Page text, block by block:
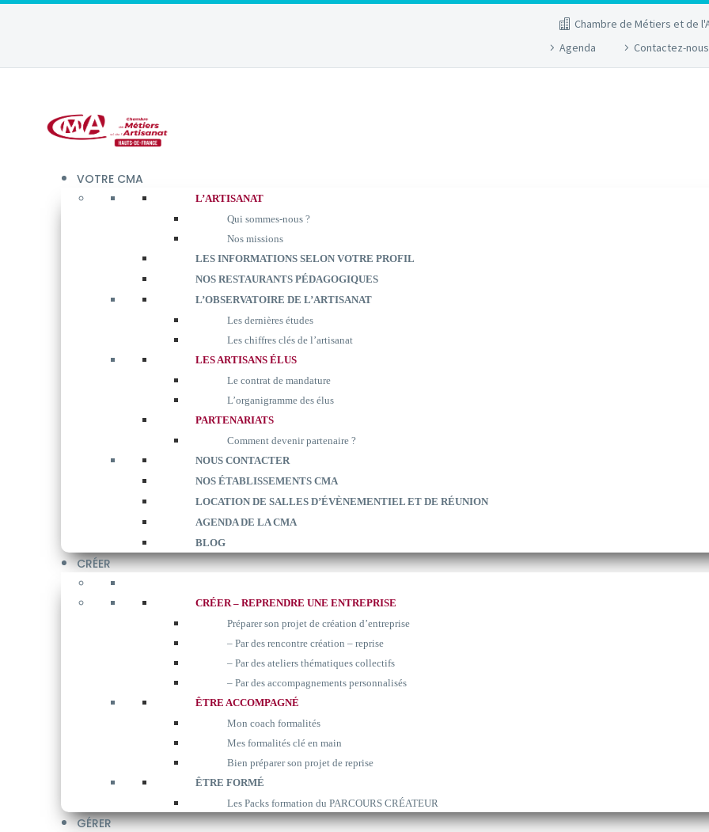
Chambre de Métiers et de
Agenda
Contactez-nous
VOTRE CMA
L’ARTISANAT
Qui sommes-nous ?
Nos missions
LES INFORMATIONS SELON VOTRE PROFIL
NOS RESTAURANTS PÉDAGOGIQUES
L’OBSERVATOIRE DE L’ARTISANAT
Les dernières études
Les chiffres clés de l’artisanat
LES ARTISANS ÉLUS
Le contrat de mandature
L’organigramme des élus
PARTENARIATS
Comment devenir partenaire ?
NOUS CONTACTER
NOS ÉTABLISSEMENTS CMA
LOCATION DE SALLES D’ÉVÈNEMENTIEL ET DE RÉUNION
AGENDA DE LA CMA
BLOG
CRÉER
CRÉER – REPRENDRE UNE ENTREPRISE
Préparer son projet de création d’entreprise
– Par des rencontre création – reprise
– Par des ateliers thématiques collectifs
– Par des accompagnements personnalisés
ÊTRE ACCOMPAGNÉ
Mon coach formalités
Mes formalités clé en main
Bien préparer son projet de reprise
ÊTRE FORMÉ
Les Packs formation du PARCOURS CRÉATEUR
GÉRER